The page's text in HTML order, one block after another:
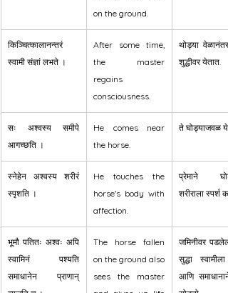
on the ground.
किञ्चित्कालानन्तरं
स्वामी संज्ञां लभते ।
After some time,
the master
regains
consciousness.
थोड्या वेळानंतर
शुद्धीवर येतात.
सः अश्वस्य समीपे
आगच्छति ।
He comes near
the horse.
ते घोड्याजवळ
स्नेहेन अश्वस्य शरीरं
स्पृशति ।
He touches the
horse's body with
affection.
प्रेमाने
शरीराला स्पर्श
भूमौ पतितः अश्वः अपि
स्वामिनं पश्यति
समाधानेन प्राणान्
The horse fallen
on the ground also
sees the master
जमिनीवर
सुद्धा स्वामीला
आणि